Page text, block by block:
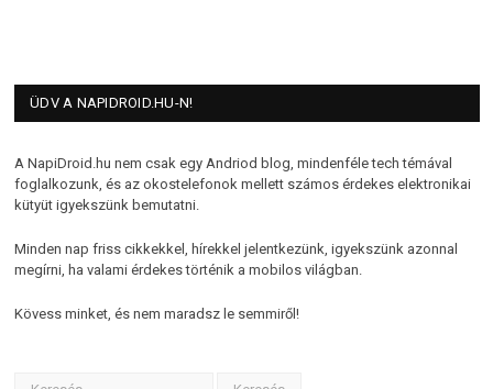
ÜDV A NAPIDROID.HU-N!
A NapiDroid.hu nem csak egy Andriod blog, mindenféle tech témával
foglalkozunk, és az okostelefonok mellett számos érdekes elektronikai
kütyüt igyekszünk bemutatni.
Minden nap friss cikkekkel, hírekkel jelentkezünk, igyekszünk azonnal
megírni, ha valami érdekes történik a mobilos világban.
Kövess minket, és nem maradsz le semmiről!